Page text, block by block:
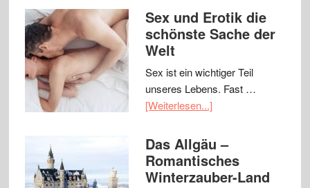
Sex und Erotik die
schönste Sache der
Welt
Sex ist ein wichtiger Teil
unseres Lebens. Fast …
[Weiterlesen...]
Das Allgäu –
Romantisches
Winterzauber-Land